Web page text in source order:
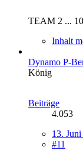
TEAM 2 ...
Inhalt
Dynamo P-
König
Beiträge
4.053
13.
#11